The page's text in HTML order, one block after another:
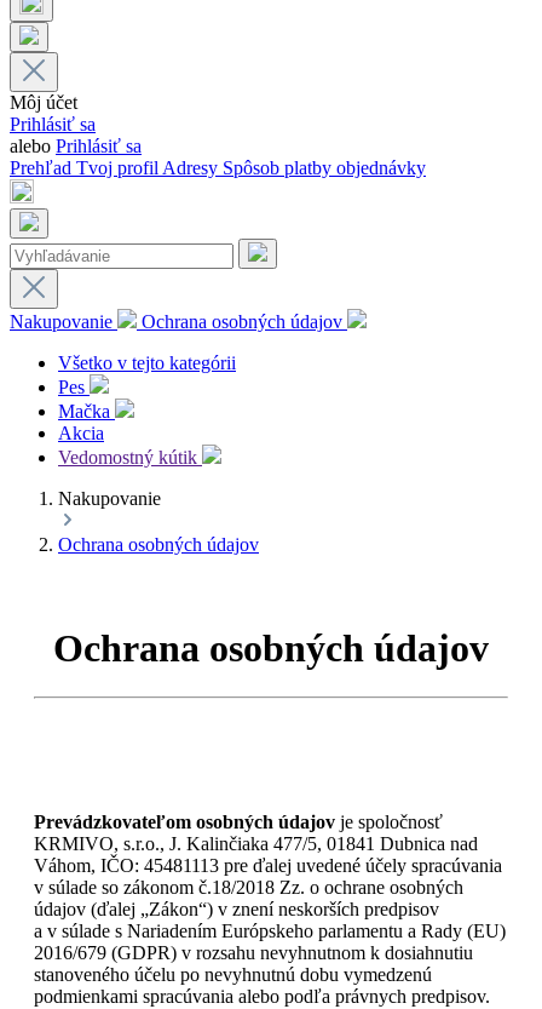
Môj účet
Prihlásiť sa
alebo Prihlásiť sa
Prehľad Tvoj profilAdresy Spôsob platby objednávky
Nakupovanie
Ochrana osobných údajov
Všetko v tejto kategórii
Pes
Mačka
Akcia
Vedomostný kútik
Nakupovanie
Ochrana osobných údajov
Ochrana osobných údajov
Prevádzkovateľom osobných údajov je spoločnosť
KRMIVO, s.r.o., J. Kalinčiaka 477/5, 01841 Dubnica nad
Váhom, IČO: 45481113 pre ďalej uvedené účely spracúvania
v súlade so zákonom č.18/2018 Zz. o ochrane osobných
údajov (ďalej „Zákon“) v znení neskorších predpisov
a v súlade s Nariadením Európskeho parlamentu a Rady (EU)
2016/679 (GDPR) v rozsahu nevyhnutnom k dosiahnutiu
stanoveného účelu po nevyhnutnú dobu vymedzenú
podmienkami spracúvania alebo podľa právnych predpisov.